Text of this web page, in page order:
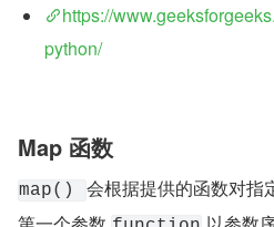
https://
python/
Map 函数
map() 会根据提供的函数对指